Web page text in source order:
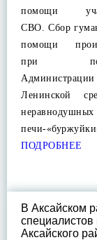
помощи
СВО. Сбор
помощи
при
Ленинской
печи-
ПОДРОБНЕЕ
В Аксайском
Аксайского